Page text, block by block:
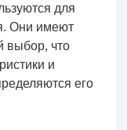
для
Они имеют
выбор, что
и
его